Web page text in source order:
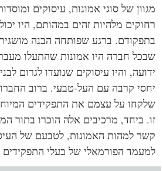
של סוגי אמונות, עיסוקים ומוסדות
מלהיות זהים במהותם, היו
ברגע שפותחה הבנה מושגית
חברה היו אמונות שהתעלו מעבר
והיו עיסוקים שנועדו לגרום לבני
קרבה עם העל-טבעי. ברוב החברות
על עצמם את התפקידים
ביחד, מרכיבים אלה הוכרו בתור
למהות האמונות, לטבעם של
הפורמאלי של בעלי התפקידים